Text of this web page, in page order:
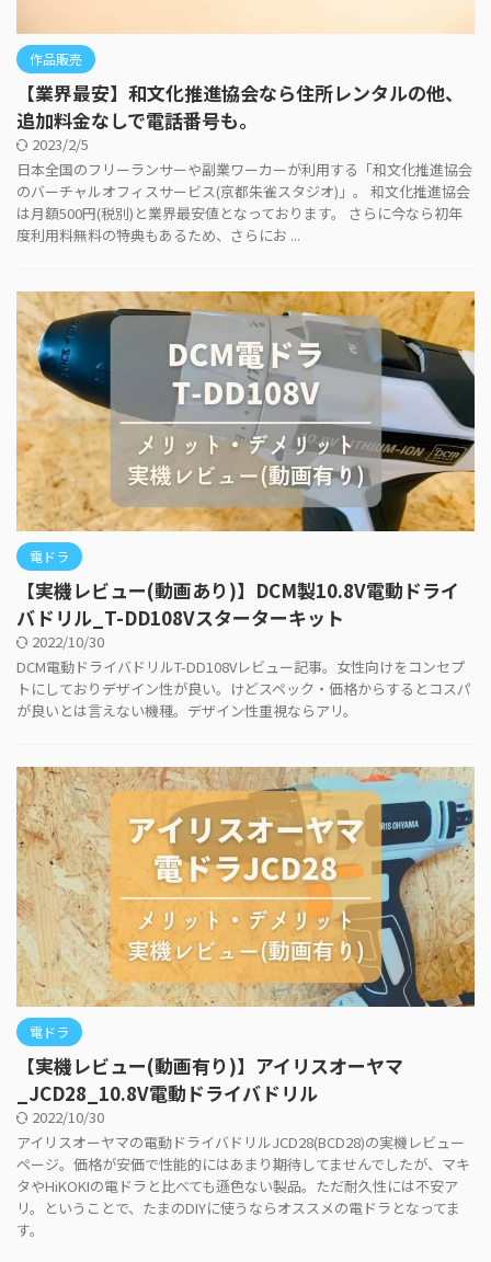
作品販売
【業界最安】和文化推進協会なら住所レンタルの他、
追加料金なしで電話番号も。
2023/2/5
日本全国のフリーランサーや副業ワーカーが利用する「和文化推進協会
のバーチャルオフィスサービス(京都朱雀スタジオ)」。 和文化推進協会
は月額500円(税別)と業界最安値となっております。 さらに今なら初年
度利用料無料の特典もあるため、さらにお ...
電ドラ
【実機レビュー(動画あり)】DCM製10.8V電動ドライ
バドリル_T-DD108Vスターターキット
2022/10/30
DCM電動ドライバドリルT-DD108Vレビュー記事。女性向けをコンセプ
トにしておりデザイン性が良い。けどスペック・価格からするとコスパ
が良いとは言えない機種。デザイン性重視ならアリ。
電ドラ
【実機レビュー(動画有り)】アイリスオーヤマ
_JCD28_10.8V電動ドライバドリル
2022/10/30
アイリスオーヤマの電動ドライバドリルJCD28(BCD28)の実機レビュー
ページ。価格が安価で性能的にはあまり期待してませんでしたが、マキ
タやHiKOKIの電ドラと比べても遜色ない製品。ただ耐久性には不安ア
リ。ということで、たまのDIYに使うならオススメの電ドラとなってま
す。